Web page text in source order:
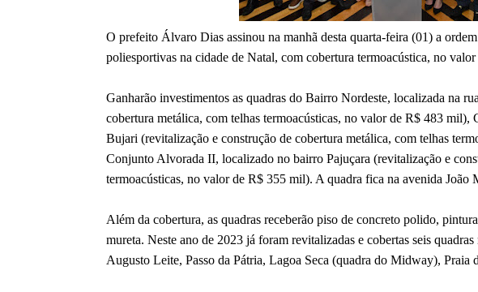
O prefeito Álvaro Dias assinou na manhã desta quarta-feira (01) a
poliesportivas na cidade de Natal, com cobertura termoacústica, no
Ganharão investimentos as quadras do Bairro Nordeste, localizada na
cobertura metálica, com telhas termoacústicas, no valor de R$ 483 mil),
Bujari (revitalização e construção de cobertura metálica, com telhas
Conjunto Alvorada II, localizado no bairro Pajuçara (revitalização e
termoacústicas, no valor de R$ 355 mil). A quadra fica na avenida João
Além da cobertura, as quadras receberão piso de concreto polido,
mureta. Neste ano de 2023 já foram revitalizadas e cobertas seis
Augusto Leite, Passo da Pátria, Lagoa Seca (quadra do Midway),